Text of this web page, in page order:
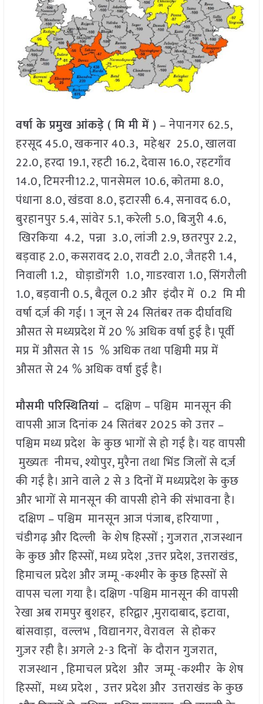
वर्षा के प्रमुख आंकड़े ( मि मी में ) – नेपानगर 62.5,
हरसूद 45.0, खकनार 40.3, महेश्वर 25.0, खालवा
22.0, हरदा 19.1, रहटी 16.2, देवास 16.0, रहटगाँव
14.0, टिमरनी12.2, पानसेमल 10.6, कोतमा 8.0,
पंधाना 8.0, खंडवा 8.0, इटारसी 6.4, सनावद 6.0,
बुरहानपुर 5.4, सांवेर 5.1, करेली 5.0, बिजुरी 4.6,
खिरकिया 4.2, पन्ना 3.0, लांजी 2.9, छतरपुर 2.2,
बड़वाह 2.0, कसरावद 2.0, रावटी 2.0, जैतहरी 1.4,
निवाली 1.2, घोड़ाडोंगरी 1.0, गाडरवारा 1.0, सिंगरौली
1.0, बड़वानी 0.5, बैतूल 0.2 और इंदौर में 0.2 मि मी
वर्षा दर्ज़ की गई। 1 जून से 24 सितंबर तक दीर्घावधि
औसत से मध्यप्रदेश में 20 % अधिक वर्षा हुई है। पूर्वी
मप्र में औसत से 15 % अधिक तथा पश्चिमी मप्र में
औसत से 24 % अधिक वर्षा हुई है।
मौसमी परिस्थितियां – दक्षिण – पश्चिम मानसून की
वापसी आज दिनांक 24 सितंबर 2025 को उत्तर –
पश्चिम मध्य प्रदेश के कुछ भागों से हो गई है। यह वापसी
मुख्यतः नीमच, श्योपुर, मुरैना तथा भिंड जिलों से दर्ज़
की गई है। आने वाले 2 से 3 दिनों में मध्यप्रदेश के कुछ
और भागों से मानसून की वापसी होने की संभावना है।
दक्षिण – पश्चिम मानसून आज पंजाब, हरियाणा ,
चंडीगढ़ और दिल्ली के शेष हिस्सों ; गुजरात ,राजस्थान
के कुछ और हिस्सों, मध्य प्रदेश ,उत्तर प्रदेश, उत्तराखंड,
हिमाचल प्रदेश और जम्मू -कश्मीर के कुछ हिस्सों से
वापस चला गया है। दक्षिण -पश्चिम मानसून की वापसी
रेखा अब रामपुर बुशहर, हरिद्वार ,मुरादाबाद, इटावा,
बांसवाड़ा, वल्लभ , विद्यानगर, वेरावल से होकर
गुज़र रही है। अगले 2-3 दिनों के दौरान गुजरात,
राजस्थान , हिमाचल प्रदेश और जम्मू -कश्मीर के शेष
हिस्सों, मध्य प्रदेश , उत्तर प्रदेश और उत्तराखंड के कुछ